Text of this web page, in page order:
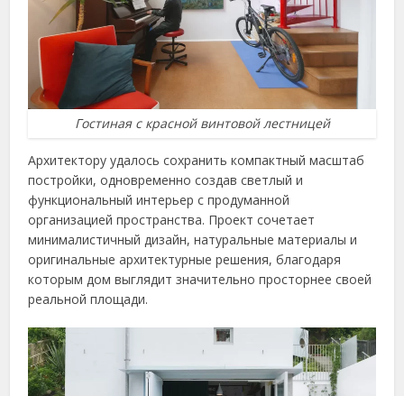
Гостиная с красной винтовой лестницей
Архитектору удалось сохранить компактный масштаб
постройки, одновременно создав светлый и
функциональный интерьер с продуманной
организацией пространства. Проект сочетает
минималистичный дизайн, натуральные материалы и
оригинальные архитектурные решения, благодаря
которым дом выглядит значительно просторнее своей
реальной площади.